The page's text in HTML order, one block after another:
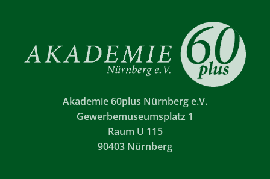
Akademie 60plus Nürnberg e.V.
Gewerbemuseumsplatz 1
Raum U 115
90403 Nürnberg